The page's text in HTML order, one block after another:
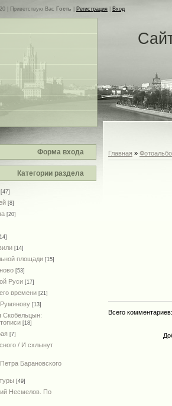
| Приветствую Вас Гость Регистрация Вход
Форма входа
Категории раздела
[47]
[8]
[20]
[14]
площади [15]
[53]
Руси [17]
времени [21]
[13]
Скобельцын:
[18]
[7]
/ И схлынут
Барановского
[49]
Несмелов. По
Главная »
Всего комментариев